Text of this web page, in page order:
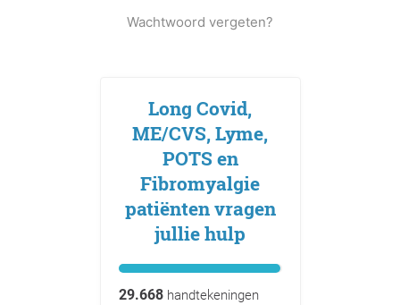
Wachtwoord vergeten?
Long Covid,
ME/CVS, Lyme,
POTS en
Fibromyalgie
patiënten vragen
jullie hulp
29.668handtekeningen